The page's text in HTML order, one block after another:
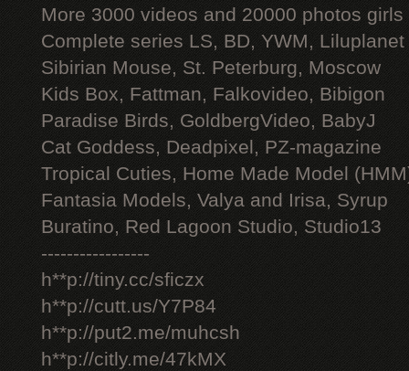
More 3000 videos and 20000 photos
Complete series LS, BD, YWM, Liluplanet
Sibirian Mouse, St. Peterburg, Moscow
Kids Box, Fattman, Falkovideo, Bibigon
Paradise Birds, GoldbergVideo, BabyJ
Cat Goddess, Deadpixel, PZ-magazine
Tropical Cuties, Home Made Model
Fantasia Models, Valya and Irisa, Syrup
Buratino, Red Lagoon Studio, Studio13
-----------------
h**p://tiny.cc/sficzx
h**p://cutt.us/Y7P84
h**p://put2.me/muhcsh
h**p://citly.me/47kMX